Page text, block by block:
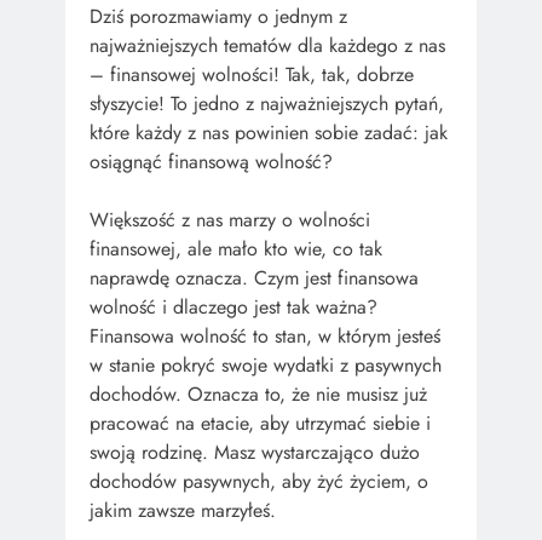
Dziś porozmawiamy o jednym z
najważniejszych tematów dla każdego z nas
– finansowej wolności! Tak, tak, dobrze
słyszycie! To jedno z najważniejszych pytań,
które każdy z nas powinien sobie zadać: jak
osiągnąć finansową wolność?
Większość z nas marzy o wolności
finansowej, ale mało kto wie, co tak
naprawdę oznacza. Czym jest finansowa
wolność i dlaczego jest tak ważna?
Finansowa wolność to stan, w którym jesteś
w stanie pokryć swoje wydatki z pasywnych
dochodów. Oznacza to, że nie musisz już
pracować na etacie, aby utrzymać siebie i
swoją rodzinę. Masz wystarczająco dużo
dochodów pasywnych, aby żyć życiem, o
jakim zawsze marzyłeś.